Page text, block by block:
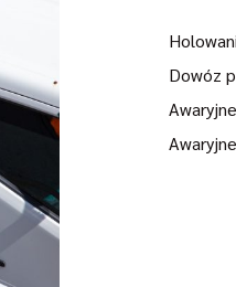
Dowóz